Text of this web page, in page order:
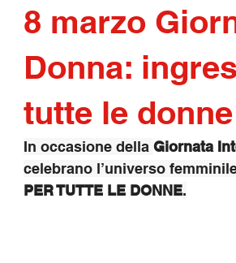
8 marzo
Donna:
tutte le donne
In occasione della Giornata
celebrano l’universo
PER TUTTE LE DONNE.